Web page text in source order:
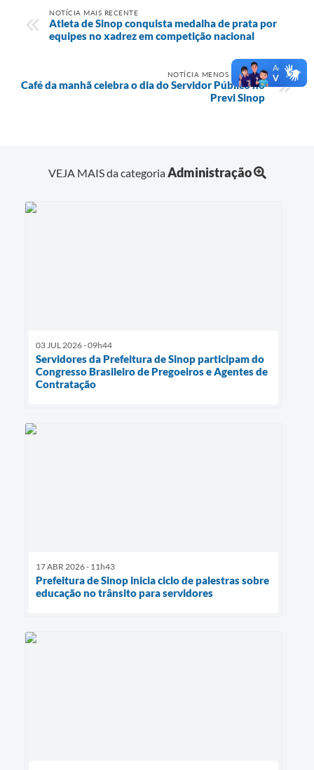
NOTÍCIA MAIS RECENTE
Atleta de Sinop conquista medalha de prata por
equipes no xadrez em competição nacional
NOTÍCIA MENOS RECENTE
Café da manhã celebra o dia do Servidor Público no
Previ Sinop
VEJA MAIS da categoriaAdministração
03 JUL 2026 - 09h44
Servidores da Prefeitura de Sinop participam do
Congresso Brasileiro de Pregoeiros e Agentes de
Contratação
17 ABR 2026 - 11h43
Prefeitura de Sinop inicia ciclo de palestras sobre
educação no trânsito para servidores